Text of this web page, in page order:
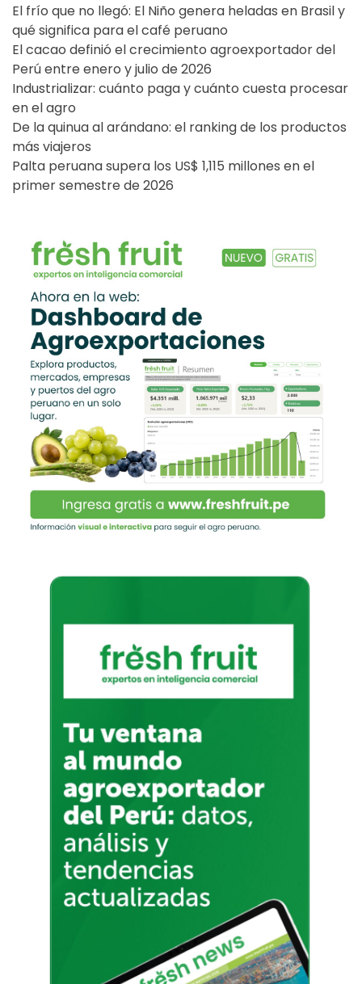
El frío que no llegó: El Niño genera heladas en Brasil y
qué significa para el café peruano
El cacao definió el crecimiento agroexportador del
Perú entre enero y julio de 2026
Industrializar: cuánto paga y cuánto cuesta procesar
en el agro
De la quinua al arándano: el ranking de los productos
más viajeros
Palta peruana supera los US$ 1,115 millones en el
primer semestre de 2026